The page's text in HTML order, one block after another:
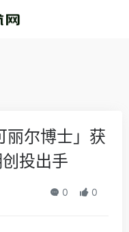
丽尔博士」获
投出手
0 0